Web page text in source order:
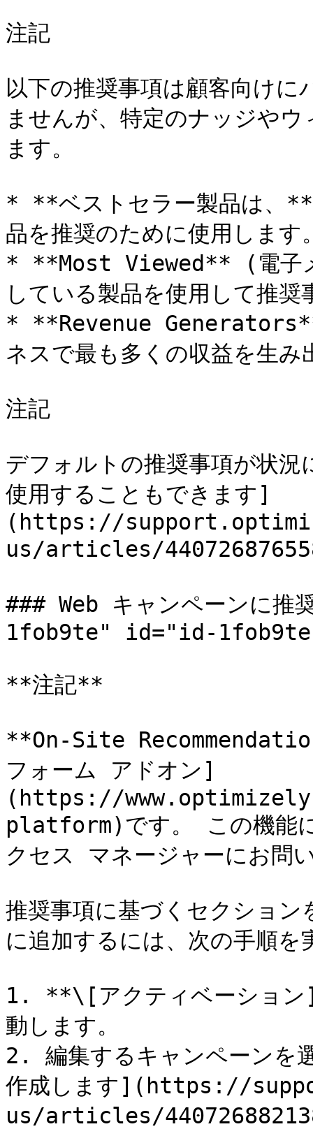
注記
以下の推奨事項は顧客向け
ませんが、特定のナッジや
ます。
* **ベストセラー製品は、
品を推奨のために使用します
* **Most Viewed** (電子メ
している製品を使用して推奨
* **Revenue
ネスで最も多くの収益を生
注記
デフォルトの推奨事項が状
使用することもできます]
(https://
us/articles/
### Web キャンペーンに
1fob9te" id="id-
**注記**
**On-Site
フォーム アドオン]
(https://
platform)です。 この機能
クセス マネージャーにお問
推奨事項に基づくセクショ
に追加するには、次の手順を
1. **\[アクティベーショ
動します。
2. 編集するキャンペーンを
作成します](https://
us/articles/